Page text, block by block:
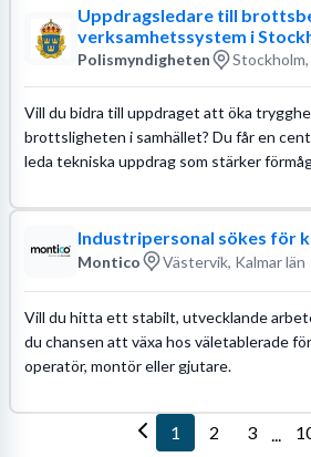
Uppdragsledare till
verksamhetssystem i
Polismyndigheten
Vill du bidra till uppdraget att öka
brottsligheten i samhället? Du får en
leda tekniska uppdrag som stärker
Industripersonal sökes för
Montico Västervik, Kalmar län
Vill du hitta ett stabilt, utvecklande
du chansen att växa hos väletablerade
operatör, montör eller gjutare.
1 2 3 ...